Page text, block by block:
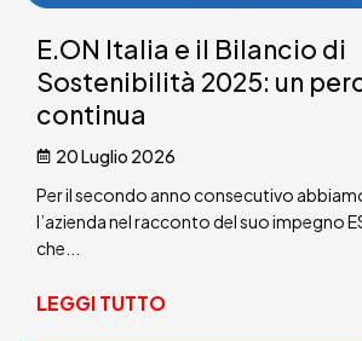
E.ON Italia e il Bilancio di
Sostenibilità 2025: un
continua
20 Luglio 2026
Per il secondo anno consecutivo
l’azienda nel racconto del suo impegno
che...
LEGGI TUTTO